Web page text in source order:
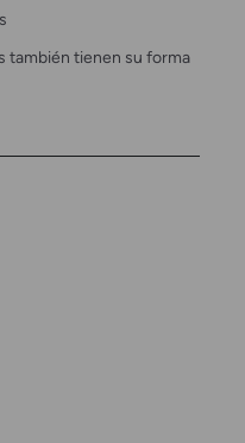
también tienen su forma